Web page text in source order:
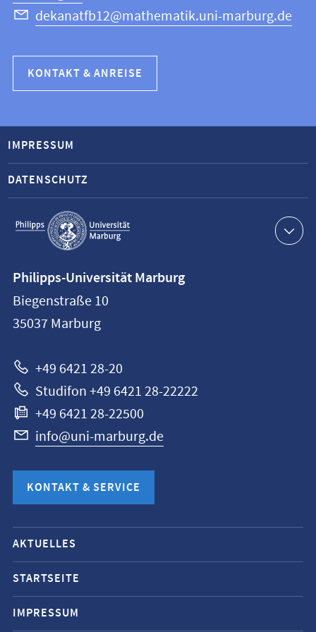
dekanatfb12@mathematik.uni-marburg.de
KONTAKT & ANREISE
Service-
Navigation
IMPRESSUM
DATENSCHUTZ
Philipps-
Universität
Marburg
Philipps-Universität Marburg
Biegenstraße 10
35037 Marburg
+49 6421 28-20
Studifon +49 6421 28-22222
+49 6421 28-22500
info@uni-marburg.de
KONTAKT & SERVICE
Mobile-
Service-
Navigation
und
Social
AKTUELLES
STARTSEITE
IMPRESSUM